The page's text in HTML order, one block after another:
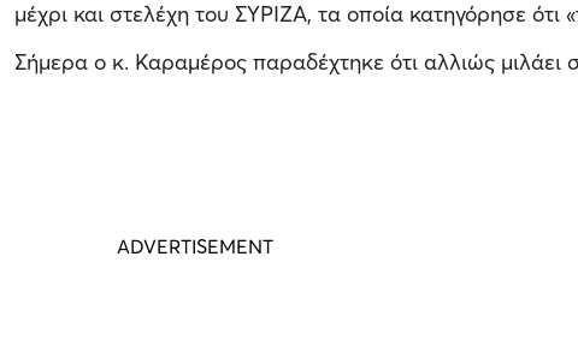
μέχρι και στελέχη του ΣΥΡΙΖΑ, τα οποία κατηγόρησε ότι
Σήμερα ο κ. Καραμέρος παραδέχτηκε ότι αλλιώς μιλάει